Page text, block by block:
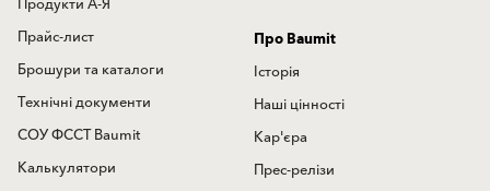
Прайс-лист
Брошури та каталоги
Технічні документи
СОУ ФССТ Baumit
Калькулятори
Про Baumit
Історія
Наші цінності
Кар'єра
Прес-релізи